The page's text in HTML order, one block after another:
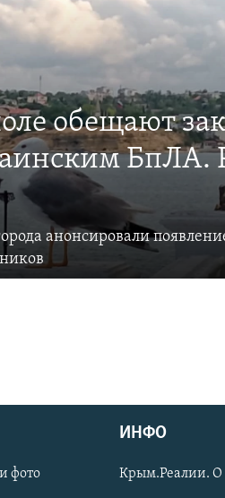
обещают
БпЛА.
анонсировали
фото
ИНФО
Крым.Реалии. О